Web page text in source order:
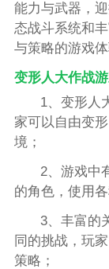
能力与武器，
态战斗系统和
与策略的游戏体
变形人大作战
1、变形人
家可以自由变
境；
2、游戏中
的角色，使用
3、丰富的
同的挑战，玩
策略；